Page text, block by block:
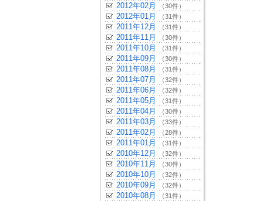
2012年02月 （30件）
2012年01月 （31件）
2011年12月 （31件）
2011年11月 （30件）
2011年10月 （31件）
2011年09月 （30件）
2011年08月 （31件）
2011年07月 （32件）
2011年06月 （32件）
2011年05月 （31件）
2011年04月 （30件）
2011年03月 （33件）
2011年02月 （28件）
2011年01月 （31件）
2010年12月 （32件）
2010年11月 （30件）
2010年10月 （32件）
2010年09月 （32件）
2010年08月 （31件）